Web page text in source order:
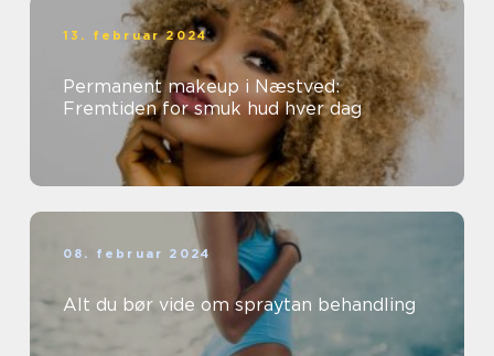
13. februar 2024
Permanent makeup i Næstved:
Fremtiden for smuk hud hver dag
08. februar 2024
Alt du bør vide om spraytan behandling